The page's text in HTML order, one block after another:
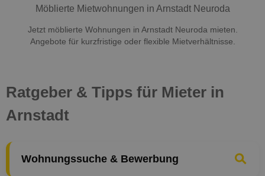
Möblierte Mietwohnungen in Arnstadt Neuroda
Jetzt möblierte Wohnungen in Arnstadt Neuroda mieten.
Angebote für kurzfristige oder flexible Mietverhältnisse.
Ratgeber & Tipps für Mieter in
Arnstadt
Wohnungssuche & Bewerbung